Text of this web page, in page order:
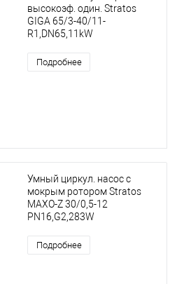
высокоэф. один. Stratos
GIGA 65/3-40/11-
R1,DN65,11kW
Подробнее
Умный циркул. насос с
мокрым ротором Stratos
MAXO-Z 30/0,5-12
PN16,G2,283W
Подробнее